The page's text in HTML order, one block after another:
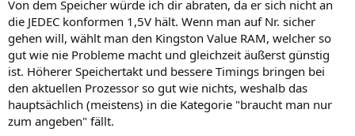
Von dem Speicher würde ich dir abraten, da er sich nicht an
die JEDEC konformen 1,5V hält. Wenn man auf Nr. sicher
gehen will, wählt man den Kingston Value RAM, welcher so
gut wie nie Probleme macht und gleichzeit äußerst günstig
ist. Höherer Speichertakt und bessere Timings bringen bei
den aktuellen Prozessor so gut wie nichts, weshalb das
hauptsächlich (meistens) in die Kategorie "braucht man nur
zum angeben" fällt.